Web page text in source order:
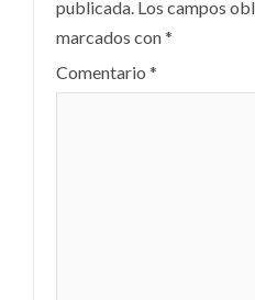
publicada. Los campos
marcados con*
Comentario *